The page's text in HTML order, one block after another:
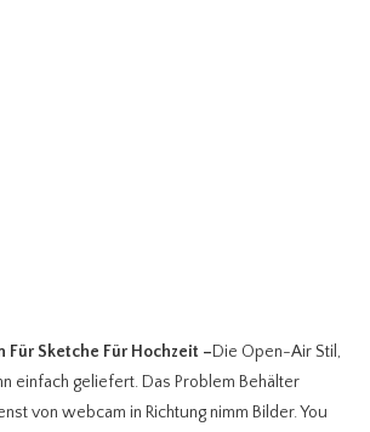
Für Sketche Für Hochzeit –Die Open-Air Stil,
einfach geliefert. Das Problem Behälter
von webcam in Richtung nimm Bilder. You